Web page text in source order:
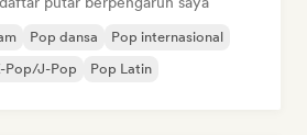
Pop dansa
Pop internasional
Pop/J-Pop Pop Latin